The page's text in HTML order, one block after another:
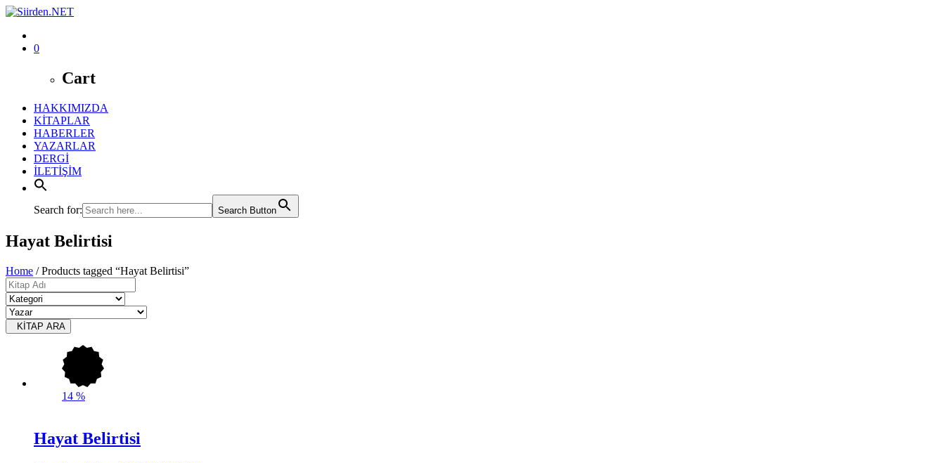
0
Cart
HAKKIMIZDA
KİTAPLAR
HABERLER
YAZARLAR
DERGİ
İLETİŞİM
Search for: Search Button
Hayat Belirtisi
Home / Products tagged “Hayat Belirtisi”
KİTAP ARA
14 %
Hayat Belirtisi